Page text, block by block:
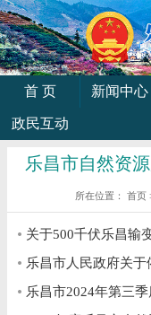
首 页 新闻中心
政民互动
乐昌市自然资
所在位置：首页
关于500千伏乐昌输
乐昌市人民政府关
乐昌市2024年第三